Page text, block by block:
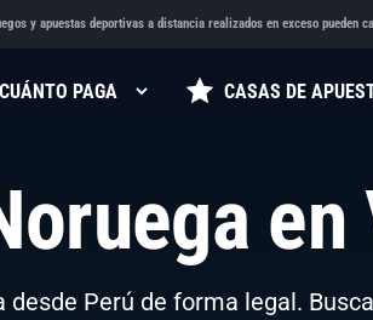
y apuestas deportivas a distancia realizados en exceso pueden
CUÁNTO PAGA CASAS DE
en
Perú de forma legal.